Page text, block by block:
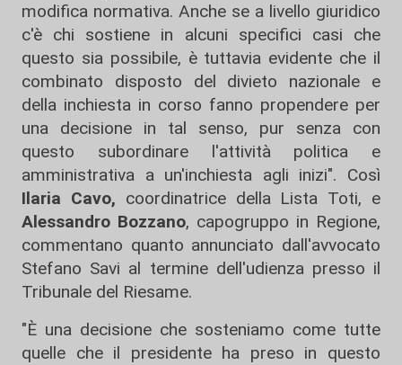
modifica normativa. Anche se a livello giuridico
c'è chi sostiene in alcuni specifici casi che
questo sia possibile, è tuttavia evidente che il
combinato disposto del divieto nazionale e
della inchiesta in corso fanno propendere per
una decisione in tal senso, pur senza con
questo subordinare l'attività politica e
amministrativa a un'inchiesta agli inizi". Così
Ilaria Cavo, coordinatrice della Lista Toti, e
Alessandro Bozzano, capogruppo in Regione,
commentano quanto annunciato dall'avvocato
Stefano Savi al termine dell'udienza presso il
Tribunale del Riesame.
"È una decisione che sosteniamo come tutte
quelle che il presidente ha preso in questo